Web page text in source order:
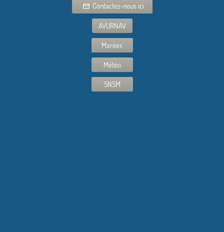
mail_outline Contactez-nous ici
AVURNAV
Marées
Météo
SNSM